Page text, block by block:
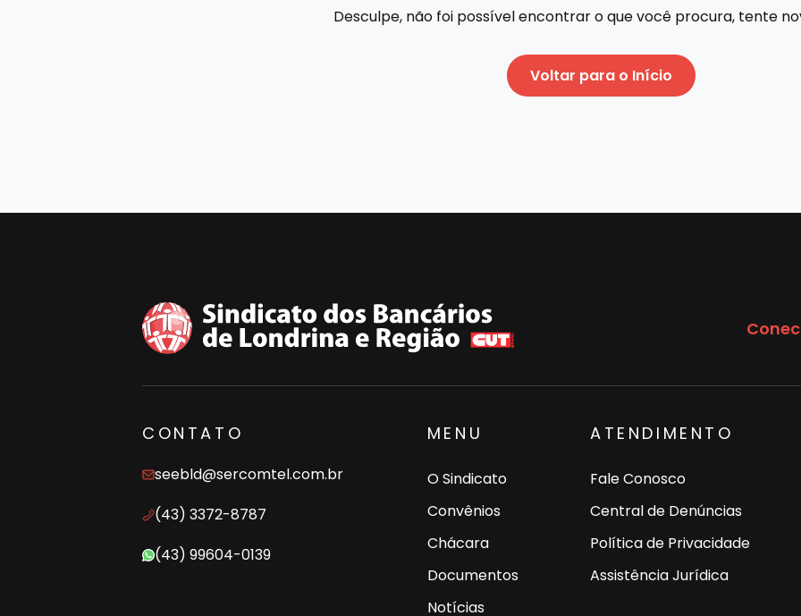
Desculpe, não foi possível encontrar o que você procura, tente
Voltar para o Início
CONTATO
seebld@sercomtel.com.br
(43) 3372-8787
(43) 99604-0139
MENU
O Sindicato
Convênios
Chácara
Documentos
Notícias
ATENDIMENTO
Fale Conosco
Central de Denúncias
Política de Privacidade
Assistência Jurídica